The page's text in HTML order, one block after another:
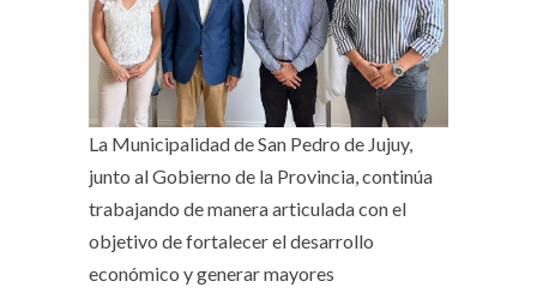
La Municipalidad de San Pedro de Jujuy,
junto al Gobierno de la Provincia, continúa
trabajando de manera articulada con el
objetivo de fortalecer el desarrollo
económico y generar mayores